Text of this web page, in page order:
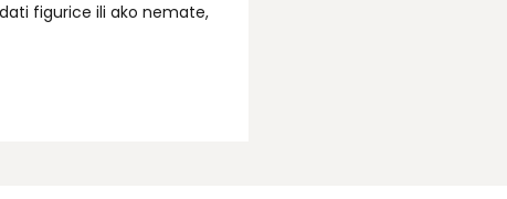
figurice ili ako nemate,